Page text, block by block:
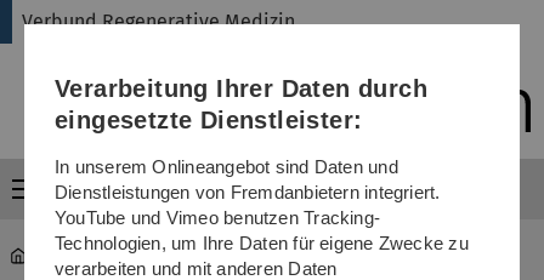
Direkt
Direkt
Direkt
(Sprache,
Drucken,
Media)
Direkt
Direkt
Verbund Regenerative Medizin
Menü
Verbund Regenerative Medizin Verbund BWK- Uni Ulm
Verarbeitung Ihrer Daten durch
eingesetzte Dienstleister:
In unserem Onlineangebot sind Daten und
Dienstleistungen von Fremdanbietern integriert.
YouTube und Vimeo benutzen Tracking-
Technologien, um Ihre Daten für eigene Zwecke zu
verarbeiten und mit anderen Daten